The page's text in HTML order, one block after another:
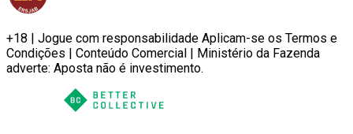
+18 | Jogue com responsabilidade Aplicam-se os Termos e
Condições | Conteúdo Comercial | Ministério da Fazenda
adverte: Aposta não é investimento.